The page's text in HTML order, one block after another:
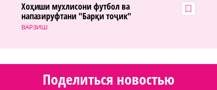
ВАРЗИШ
Хоҳиши мухлисони футбол ва
напазируфтани "Барқи тоҷик"
Поделиться новостью